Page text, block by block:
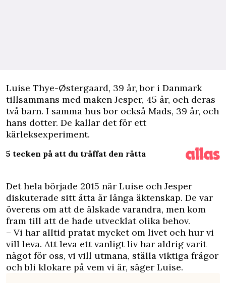
Luise Thye-Østergaard, 39 år, bor i Danmark
tillsammans med maken Jesper, 45 år, och deras
två barn. I samma hus bor också Mads, 39 år, och
hans dotter. De kallar det för ett
kärleksexperiment.
5 tecken på att du träffat den rätta
Det hela började 2015 när Luise och Jesper
diskuterade sitt åtta år långa äktenskap. De var
överens om att de älskade varandra, men kom
fram till att de hade utvecklat olika behov.
– Vi har alltid pratat mycket om livet och hur vi
vill leva. Att leva ett vanligt liv har aldrig varit
något för oss, vi vill utmana, ställa viktiga frågor
och bli klokare på vem vi är, säger Luise.